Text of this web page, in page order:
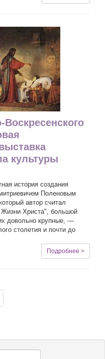
культуры
история создания
Поленовым
автор считал
Христа", большой
довольно крупные, —
столетия и почти до
Подробнее >